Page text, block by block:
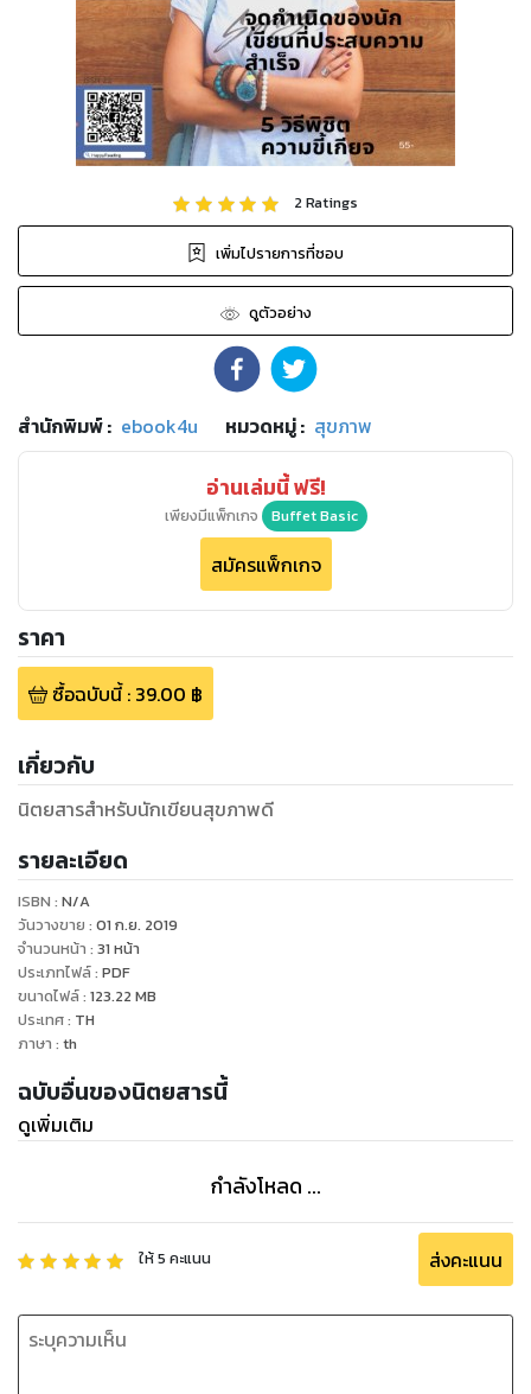
2Ratings
เพิ่มไปรายการที่ชอบ
ดูตัวอย่าง
สำนักพิมพ์: ebook4u หมวดหมู่: สุขภาพ
อ่านเล่มนี้ ฟรี!
เพียงมีแพ็กเกจ Buffet Basic
สมัครแพ็กเกจ
ราคา
ซื้อฉบับนี้: 39.00 ฿
เกี่ยวกับ
นิตยสารสำหรับนักเขียนสุขภาพดี
รายละเอียด
ISBN : N/A
วันวางขาย : 01 ก.ย. 2019
จำนวนหน้า : 31 หน้า
ประเภทไฟล์: PDF
ขนาดไฟล์: 123.22 MB
ประเทศ: TH
ภาษา : th
ฉบับอื่นของนิตยสารนี้
ดูเพิ่มเติม
กำลังโหลด ...
ให้5 คะแนน ส่งคะแนน